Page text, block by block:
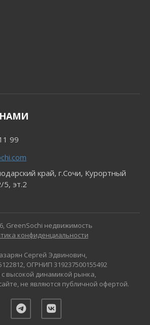
НАМИ
99
край, г.Сочи, Курортный
5, эт.2
GreenSochi недвижимость
конфиденциальности
Сергей Эдвинович,
ОГРНИП 319237500155492
с высокой динамикой рынка,
не являются публичной офертой.